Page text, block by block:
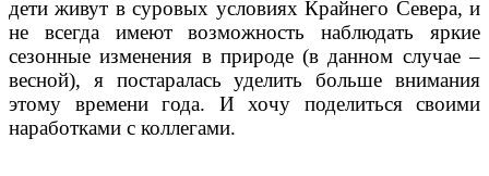
дети живут в суровых условиях Крайнего Севера, и
не всегда имеют возможность наблюдать яркие
сезонные изменения в природе (в данном случае –
весной), я постаралась уделить больше внимания
этому времени года. И хочу поделиться своими
наработками с коллегами.